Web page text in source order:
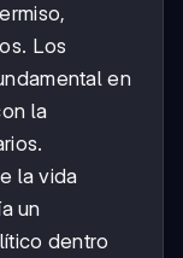
Los
en
la
la vida
un
dentro